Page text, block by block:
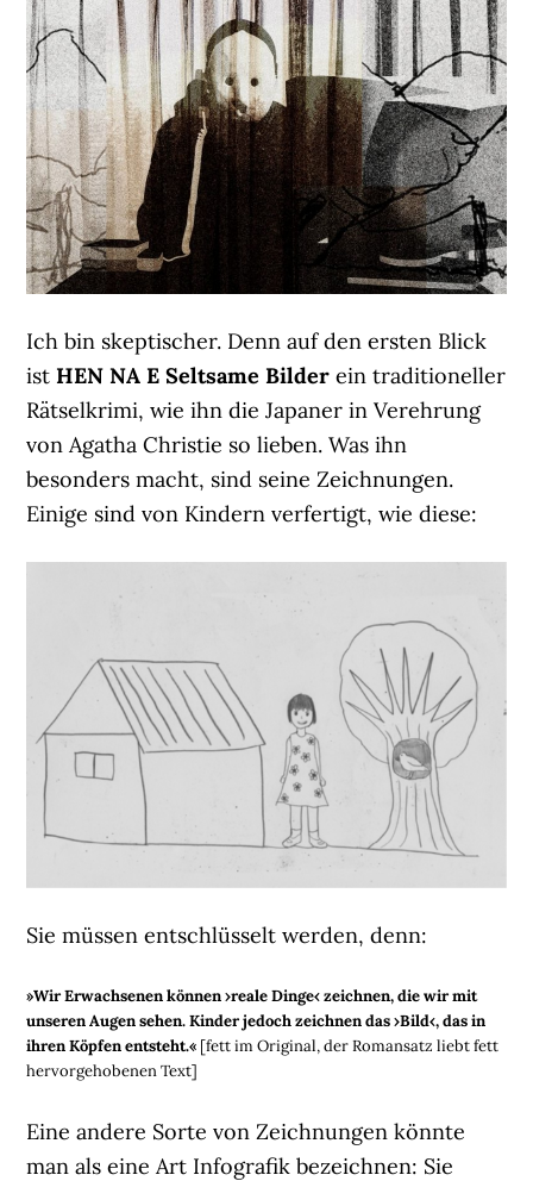
Ich bin skeptischer. Denn auf den ersten Blick
istHEN NA E Seltsame Bilderein traditioneller
Rätselkrimi, wie ihn die Japaner in Verehrung
von Agatha Christie so lieben. Was ihn
besonders macht, sind seine Zeichnungen.
Einige sind von Kindern verfertigt, wie diese:
Sie müssen entschlüsselt werden, denn:
»Wir Erwachsenen können ›reale Dinge‹ zeichnen, die wir mit
unseren Augen sehen. Kinder jedoch zeichnen das ›Bild‹, das in
ihren Köpfen entsteht.« [fett im Original, der Romansatz liebt fett
hervorgehobenen Text]
Eine andere Sorte von Zeichnungen könnte
man als eine Art Infografik bezeichnen: Sie